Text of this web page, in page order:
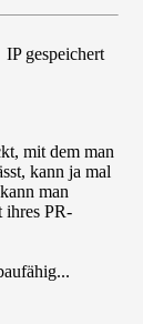
IP gespeichert
mit dem man
kann ja mal
man
ihres PR-